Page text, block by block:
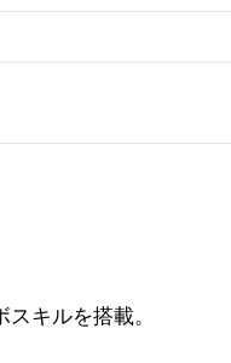
キルを搭載。